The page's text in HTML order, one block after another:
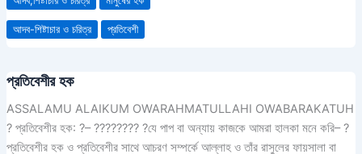
আদব-শিষ্টাচার ও চরিত্র প্রতিবেশী
প্রতিবেশীর হক
ASSALAMU ALAIKUM OWARAHMATULLAHI OWABARAKATUH
? প্রতিবেশীর হক: ?– ???????? ?যে পাপ বা অন্যায় কাজকে আমরা হালকা মনে করি– ?
প্রতিবেশীর হক ও প্রতিবেশীর সাথে আচরণ সম্পর্কে আল্লাহ ও তাঁর রাসুলের ফায়সালা বা
প্রতিবেশীর